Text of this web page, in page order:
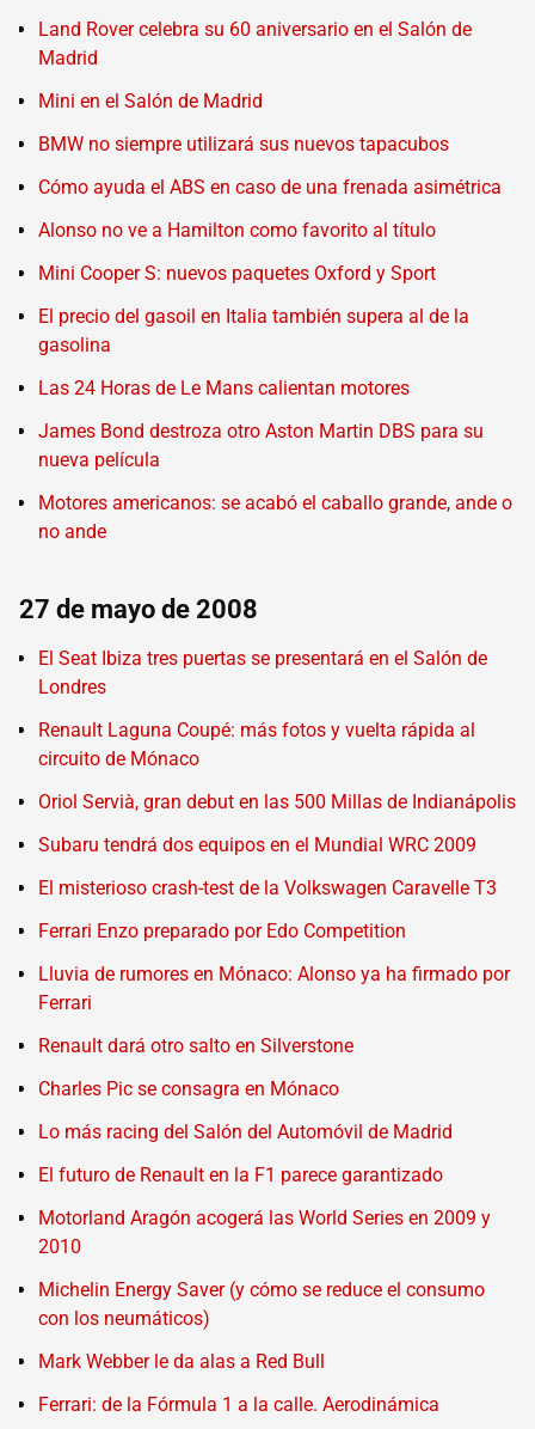
Land Rover celebra su 60 aniversario en el Salón de
Madrid
Mini en el Salón de Madrid
BMW no siempre utilizará sus nuevos tapacubos
Cómo ayuda el ABS en caso de una frenada asimétrica
Alonso no ve a Hamilton como favorito al título
Mini Cooper S: nuevos paquetes Oxford y Sport
El precio del gasoil en Italia también supera al de la
gasolina
Las 24 Horas de Le Mans calientan motores
James Bond destroza otro Aston Martin DBS para su
nueva película
Motores americanos: se acabó el caballo grande, ande o
no ande
27 de mayo de 2008
El Seat Ibiza tres puertas se presentará en el Salón de
Londres
Renault Laguna Coupé: más fotos y vuelta rápida al
circuito de Mónaco
Oriol Servià, gran debut en las 500 Millas de Indianápolis
Subaru tendrá dos equipos en el Mundial WRC 2009
El misterioso crash-test de la Volkswagen Caravelle T3
Ferrari Enzo preparado por Edo Competition
Lluvia de rumores en Mónaco: Alonso ya ha firmado por
Ferrari
Renault dará otro salto en Silverstone
Charles Pic se consagra en Mónaco
Lo más racing del Salón del Automóvil de Madrid
El futuro de Renault en la F1 parece garantizado
Motorland Aragón acogerá las World Series en 2009 y
2010
Michelin Energy Saver (y cómo se reduce el consumo
con los neumáticos)
Mark Webber le da alas a Red Bull
Ferrari: de la Fórmula 1 a la calle. Aerodinámica